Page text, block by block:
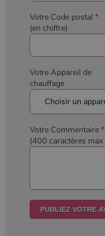
Votre Code postal *
(en chiffre)
Votre Appareil de
chauffage
Votre Commentaire*
(400 caractères max